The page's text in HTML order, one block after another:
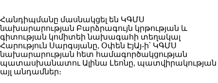
Հանդիպմանը մասնակցել են ԿԳՄՍ
նախարարության Բարձրագույն կրթության և
գիտության կոմիտեի նախագահի տեղակալ
Հարություն Սարգսյանը, Օփեն ԷյԱյ-ի՝ ԿԳՄՍ
նախարարության հետ համագործակցության
պատասխանատու Ալինա Լեոնը, պատվիրակության
այլ անդամներ։